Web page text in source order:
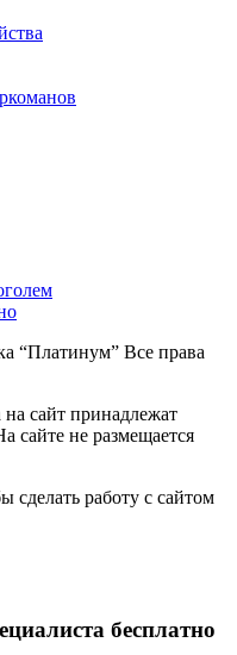
“Платинум” Все права
на сайт принадлежат
сайте не размещается
работу с сайтом
бесплатно